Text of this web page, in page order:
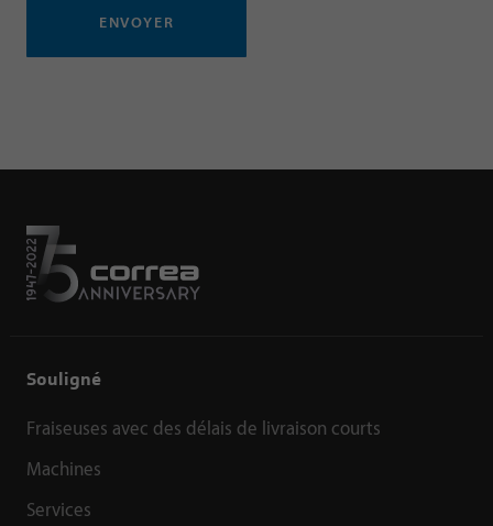
ENVOYER
Souligné
Fraiseuses avec des délais de livraison courts
Machines
Services